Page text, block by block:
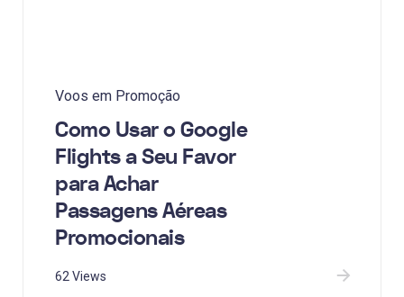
Voos em Promoção
Como Usar o Google
Flights a Seu Favor
para Achar
Passagens Aéreas
Promocionais
62 Views